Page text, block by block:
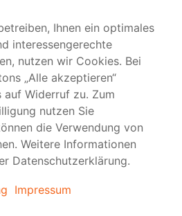
Folgen Sie uns